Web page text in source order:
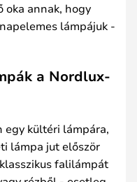
oka annak, hogy
lámpájuk -
a Nordlux-
egy kültéri lámpára,
lámpa jut először
falilámpát